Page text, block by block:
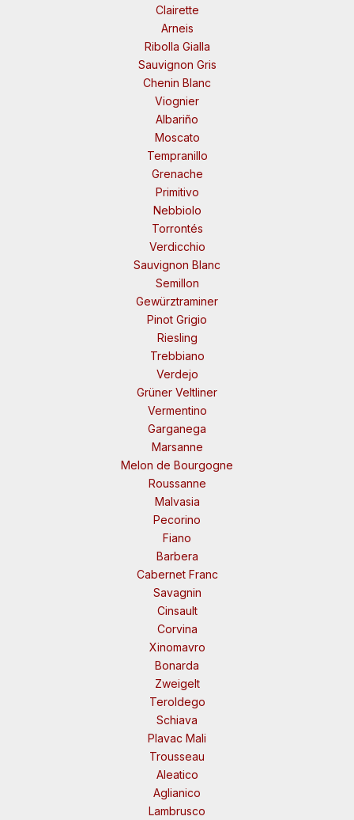
Clairette
Arneis
Ribolla Gialla
Sauvignon Gris
Chenin Blanc
Viognier
Albariño
Moscato
Tempranillo
Grenache
Primitivo
Nebbiolo
Torrontés
Verdicchio
Sauvignon Blanc
Semillon
Gewürztraminer
Pinot Grigio
Riesling
Trebbiano
Verdejo
Grüner Veltliner
Vermentino
Garganega
Marsanne
Melon de Bourgogne
Roussanne
Malvasia
Pecorino
Fiano
Barbera
Cabernet Franc
Savagnin
Cinsault
Corvina
Xinomavro
Bonarda
Zweigelt
Teroldego
Schiava
Plavac Mali
Trousseau
Aleatico
Aglianico
Lambrusco